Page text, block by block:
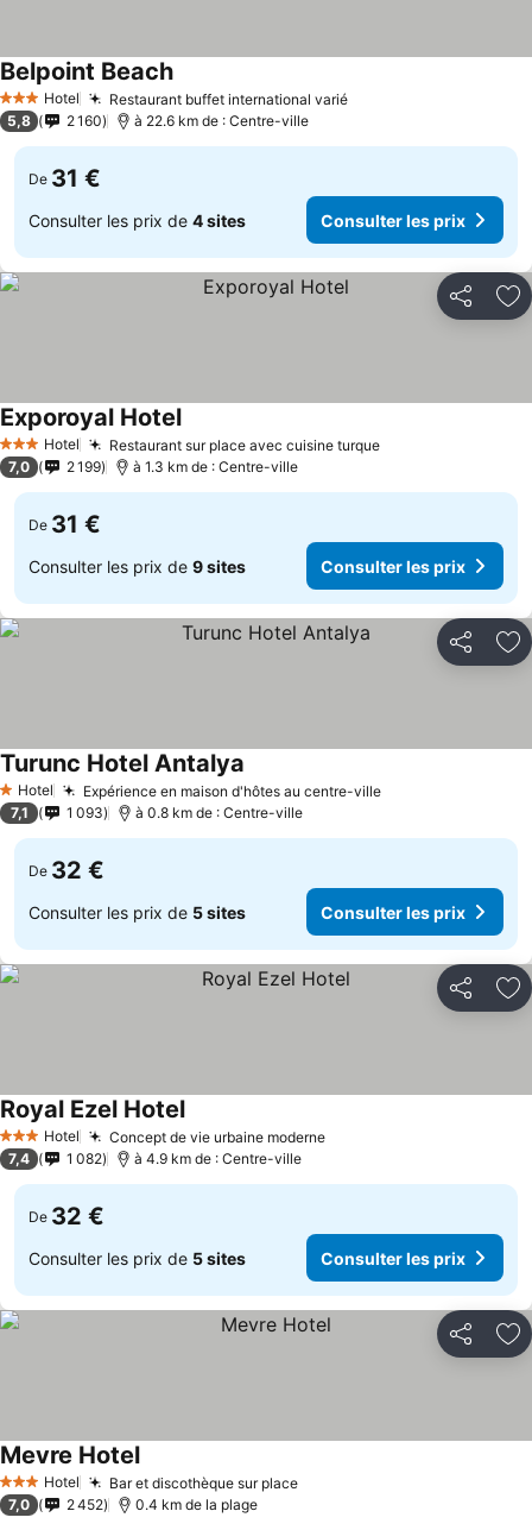
3 ÉtoilesHotel Restaurant buffet international varié
Belpoint Beach
5,8 2 160 à 22.6 km de : Centre-ville
De 31 €
Consulter les prix de 4 sites Consulter les prix
Partager
3 ÉtoilesHotel Restaurant sur place avec cuisine turque
Exporoyal Hotel
7,0 2 199 à 1.3 km de : Centre-ville
De 31 €
Consulter les prix de 9 sites Consulter les prix
Partager
1 Étoiles
Hotel Expérience en maison d'hôtes au centre-ville
Turunc Hotel Antalya
7,1 1 093 à 0.8 km de : Centre-ville
De 32 €
Consulter les prix de 5 sites Consulter les prix
Partager
3 ÉtoilesHotel Concept de vie urbaine moderne
Royal Ezel Hotel
7,4 1 082 à 4.9 km de : Centre-ville
De 32 €
Consulter les prix de 5 sites Consulter les prix
Partager
3 ÉtoilesHotel Bar et discothèque sur place
Mevre Hotel
7,0 2 452 0.4 km de la plage